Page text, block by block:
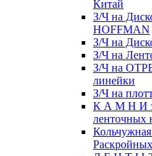
Китай
З/Ч на
HOFFMAN
З/Ч на
З/Ч на
З/Ч на
линейки
З/Ч на
К А М Н И
ленточных